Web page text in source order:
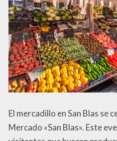
El mercadillo en San Blas se
Mercado «San Blas». Este